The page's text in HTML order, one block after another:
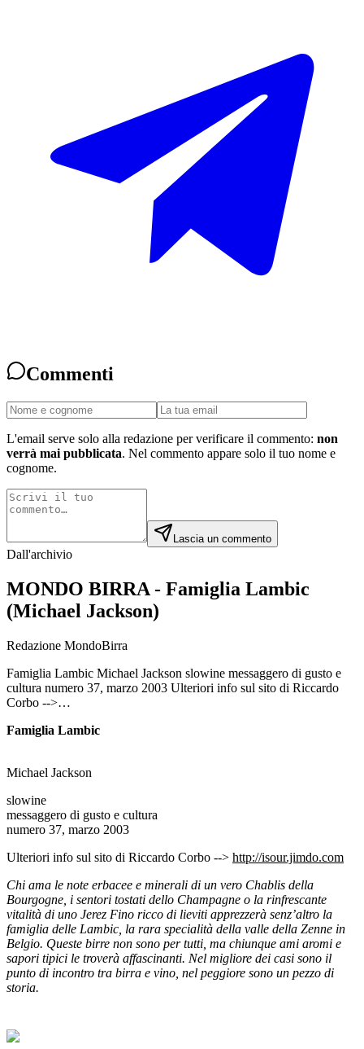
Commenti
L'email serve solo alla redazione per verificare il commento: non
verrà mai pubblicata. Nel commento appare solo il tuo nome e
cognome.
Lascia un commento
Dall'archivio
MONDO BIRRA - Famiglia Lambic
(Michael Jackson)
Redazione MondoBirra
Famiglia Lambic Michael Jackson slowine messaggero di gusto e
cultura numero 37, marzo 2003 Ulteriori info sul sito di Riccardo
Corbo -->…
Famiglia Lambic
Michael Jackson
slowine
messaggero di gusto e cultura
numero 37, marzo 2003
Ulteriori info sul sito di Riccardo Corbo --> http://isour.jimdo.com
Chi ama le note erbacee e minerali di un vero Chablis della
Bourgogne, i sentori tostati dello Champagne o la rinfrescante
vitalità di uno Jerez Fino ricco di lieviti apprezzerà senz’altro la
famiglia delle Lambic, la rara specialità della valle della Zenne in
Belgio. Queste birre non sono per tutti, ma chiunque ami aromi e
sapori tipici le troverà affascinanti. Nel migliore dei casi sono il
punto di incontro tra birra e vino, nel peggiore sono un pezzo di
storia.